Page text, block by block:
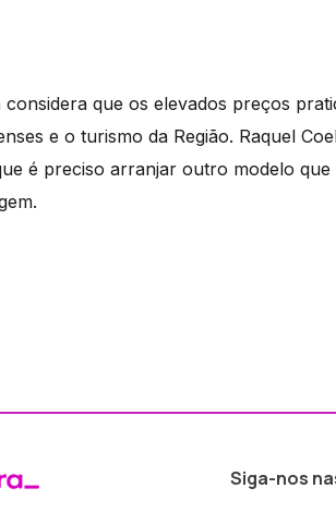
que os elevados preços
e o turismo da Região. Raquel
é preciso arranjar outro modelo
Siga-nos